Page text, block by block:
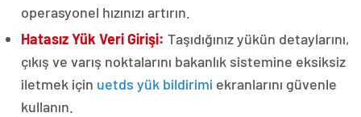
operasyonel hızınızı artırın.
Hatasız Yük Veri Girişi: Taşıdığınız yükün detaylarını,
çıkış ve varış noktalarını bakanlık sistemine eksiksiz
iletmek için uetds yük bildirimi ekranlarını güvenle
kullanın.